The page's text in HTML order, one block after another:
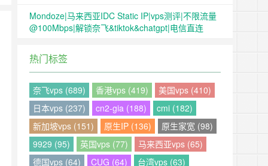
Mondoze|马来西亚IDC Static IP|vps测评|不限流量
@100Mbps|解锁奈飞&tiktok&chatgpt|电信直连
热门标签
奈飞vps (689) 香港vps (419)
美国vps (410)
日本vps (237)
cn2-gia (188)
cmi (182)
新加坡vps (151)
原生IP (136)
原生家宽 (98)
9929 (95)
英国vps (77)
马来西亚vps (65)
德国vps (64)
CUG (64)
台湾vps (63)